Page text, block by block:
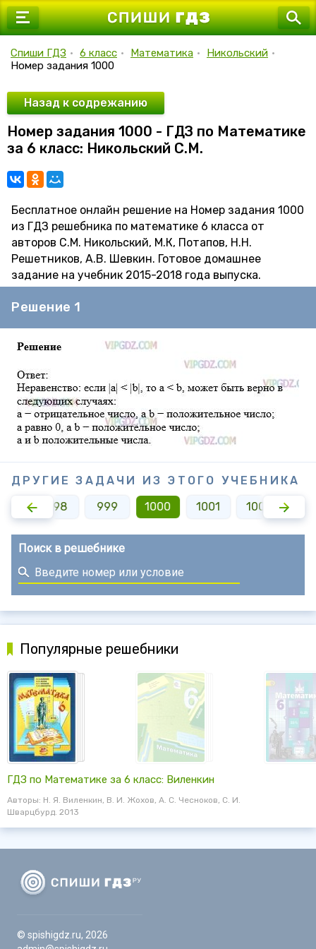
7 класс
9 класс
10 класс
11 класс
Спиши ГДЗ • 6 класс • Математика • Никольский •
Номер задания 1000
Назад к содрежанию
Номер задания 1000 - ГДЗ по Математике
за 6 класс: Никольский С.М.
Бесплатное онлайн решение на Номер задания 1000
из ГДЗ решебника по математике 6 класса от
авторов С.М. Никольский, М.К, Потапов, Н.Н.
Решетников, А.В. Шевкин. Готовое домашнее
задание на учебник 2015-2018 года выпуска.
Решение 1
ДРУГИЕ ЗАДАЧИ ИЗ ЭТОГО УЧЕБНИКА
998 999 1000 1001 1002
Поиск в решебнике
Популярные решебники
ГДЗ по Математике за 6 класс: Виленкин
Авторы: Н. Я. Виленкин, В. И. Жохов, А. С. Чесноков, С. И.
Шварцбурд. 2013
© spishigdz.ru, 2026